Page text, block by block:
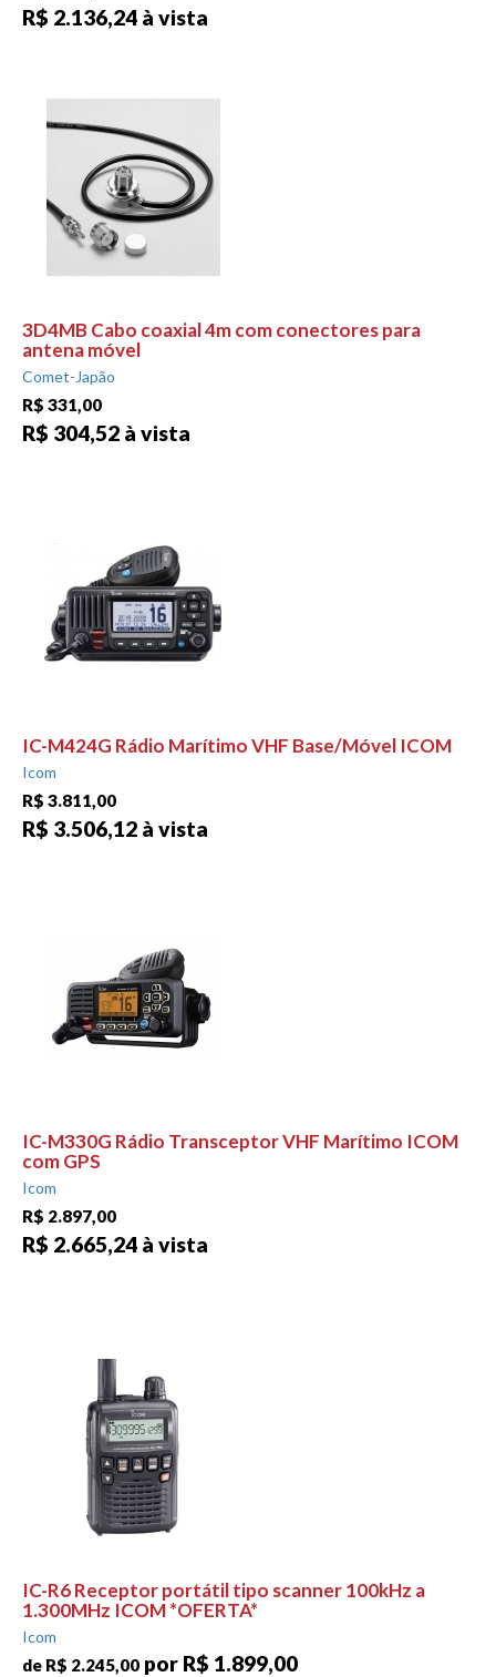
R$ 2.136,24 à vista
3D4MB Cabo coaxial 4m com conectores para
antena móvel
Comet-Japão
R$ 331,00
R$ 304,52 à vista
IC-M424G Rádio Marítimo VHF Base/Móvel ICOM
Icom
R$ 3.811,00
R$ 3.506,12 à vista
IC-M330G Rádio Transceptor VHF Marítimo ICOM
com GPS
Icom
R$ 2.897,00
R$ 2.665,24 à vista
IC-R6 Receptor portátil tipo scanner 100kHz a
1.300MHz ICOM *OFERTA*
Icom
de R$ 2.245,00 por R$ 1.899,00